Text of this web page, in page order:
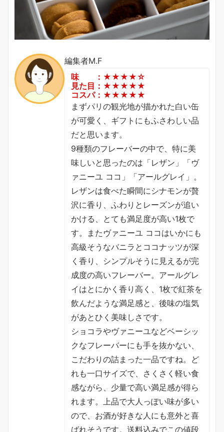
編集者M.F
味 ：★★★★☆
見た目：★★★★★
コスパ：★★★★★
まずパリの観光地が描かれた白い缶
が可愛く、ギフトにもふさわしい品
だと思います。
9種類のフレーバーの中で、特に美
味しいと思ったのは「レザン」「ヴ
ァニーユ ココ」「アールグレイ」。
レザンは食べた瞬間にシナモンが贅
沢に香り、ふわりとレーズンが追い
かける、とても満足度が高い1枚で
す。またヴァニーユ ココはいかにも
高級そうなバニラとココナッツが深
く香り、シンプルそうに見えるが完
成度の高いフレーバー。アールグレ
イはとにかく香り高く、1枚で紅茶を
飲んだような満足感と、後味の塩気
があとひく美味しさです。
ショコラやヴァニーユなどベーシッ
クなフレーバーにも手を抜かない、
こだわりの詰まった一品ですね。ど
れも一口サイズで、さくさく軽い食
感ながら、少量で高い満足感が得ら
れます。上品で大人っぽい味が多い
ので、お酒が好きな人にも意外と喜
ばれそうです。送料込みでこの値段